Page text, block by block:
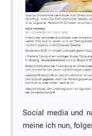
Social media und
meine ich nun,